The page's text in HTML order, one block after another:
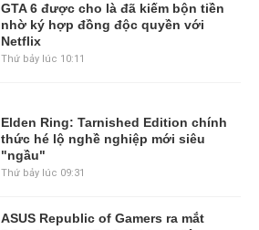
GTA 6 được cho là đã kiếm bộn tiền
nhờ ký hợp đồng độc quyền với
Netflix
Thứ bảy lúc 10:11
Elden Ring: Tarnished Edition chính
thức hé lộ nghề nghiệp mới siêu
"ngầu"
Thứ bảy lúc 09:31
ASUS Republic of Gamers ra mắt